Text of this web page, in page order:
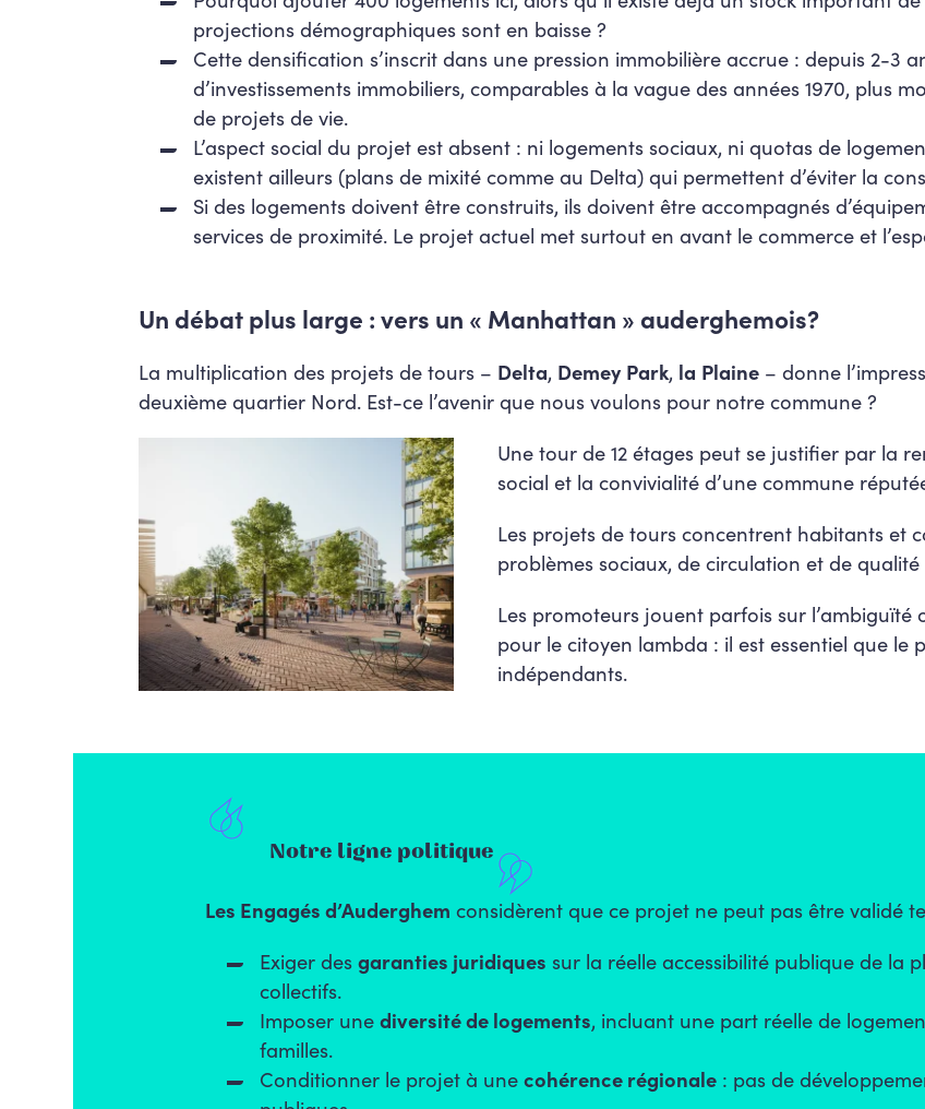
projections démographiques sont en baisse ?
Cette densification s’inscrit dans une pression immobilière accrue : depuis 2-3
d’investissements immobiliers, comparables à la vague des années 1970, plus
de projets de vie.
L’aspect social du projet est absent : ni logements sociaux, ni quotas de
existent ailleurs (plans de mixité comme au Delta) qui permettent d’éviter la
Si des logements doivent être construits, ils doivent être accompagnés
services de proximité. Le projet actuel met surtout en avant le commerce et
Un débat plus large : vers un « Manhattan » auderghemois?
La multiplication des projets de tours – Delta, Demey Park, la Plaine – donne
deuxième quartier Nord. Est-ce l’avenir que nous voulons pour notre commune ?
Une tour de 12 étages peut se justifier par la
social et la convivialité d’une commune
Les projets de tours concentrent habitants et
problèmes sociaux, de circulation et de qualité
Les promoteurs jouent parfois sur l’ambiguïté
pour le citoyen lambda : il est essentiel que le
indépendants.
Notre ligne politique
Les Engagés d’Auderghem considèrent que ce projet ne peut pas être validé
Exiger desgaranties juridiques sur la réelle accessibilité publique de la
collectifs.
Imposer unediversité de logements, incluant une part réelle de
familles.
Conditionner le projet à unecohérence régionale: pas de